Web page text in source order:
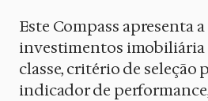
Este Compass apresenta
investimentos imobiliária
classe, critério de seleção
indicador de